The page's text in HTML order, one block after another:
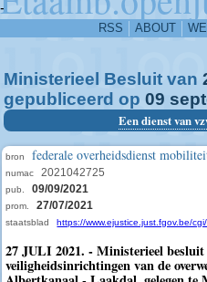
-
RSS ABOUT
Ministerieel Besluit van
gepubliceerd op 09
Een dienst van
bron federale overheidsdienst
numac 2021042725
pub. 09/09/2021
prom. 27/07/2021
staatsblad https://www.ejustice.just.fgov.be/
27 JULI 2021. - Ministerieel
veiligheidsinrichtingen van de